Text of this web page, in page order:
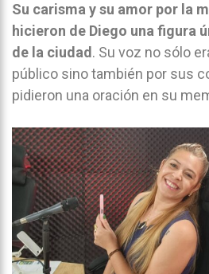
Su carisma y su amor por la
hicieron de Diego una figura
de la ciudad. Su voz no sólo
público sino también por sus
pidieron una oración en su